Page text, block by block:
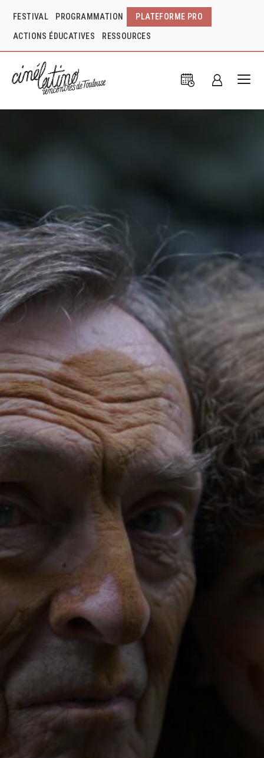
FESTIVAL PROGRAMMATION PLATEFORME PRO
ACTIONS ÉDUCATIVES RESSOURCES